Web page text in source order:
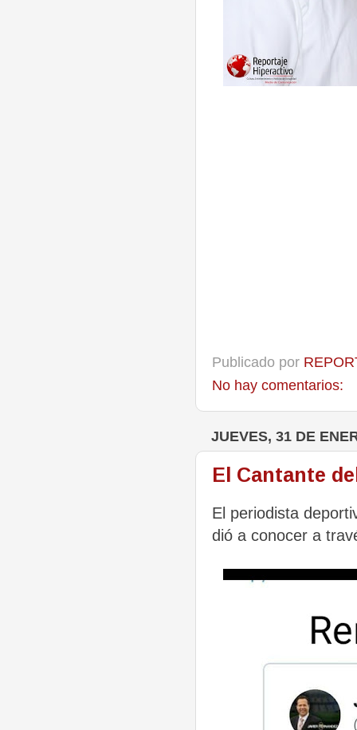
Publicado por
No hay comentarios:
JUEVES, 31 DE
El Cantante
El periodista
dió a conocer a